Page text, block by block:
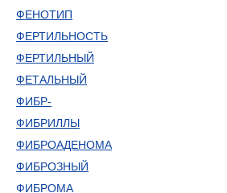
ФЕНОТИП
ФЕРТИЛЬНОСТЬ
ФЕРТИЛЬНЫЙ
ФЕТАЛЬНЫЙ
ФИБР-
ФИБРИЛЛЫ
ФИБРОАДЕНОМА
ФИБРОЗНЫЙ
ФИБРОМА